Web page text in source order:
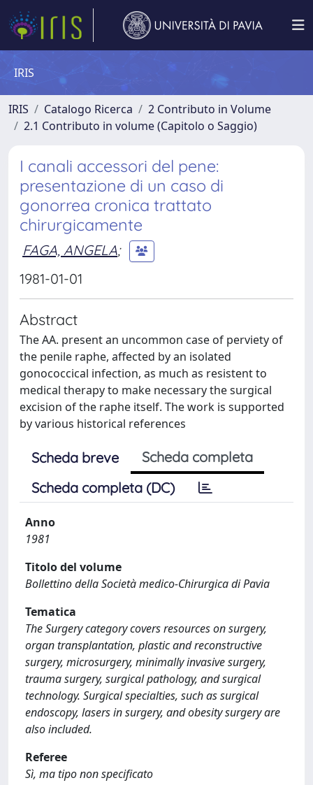
IRIS
IRIS Catalogo Ricerca
2 Contributo in Volume
2.1 Contributo in volume (Capitolo o Saggio)
I canali accessori del pene:
presentazione di un caso di
gonorrea cronica trattato
chirurgicamente
FAGA, ANGELA;
1981-01-01
Abstract
The AA. present an uncommon case of perviety of
the penile raphe, affected by an isolated
gonococcical infection, as much as resistent to
medical therapy to make necessary the surgical
excision of the raphe itself. The work is supported
by various historical references
Scheda breve
Scheda completa
Scheda completa (DC)
Anno
1981
Titolo del volume
Bollettino della Società medico-Chirurgica di Pavia
Tematica
The Surgery category covers resources on surgery,
organ transplantation, plastic and reconstructive
surgery, microsurgery, minimally invasive surgery,
trauma surgery, surgical pathology, and surgical
technology. Surgical specialties, such as surgical
endoscopy, lasers in surgery, and obesity surgery are
also included.
Referee
Sì, ma tipo non specificato